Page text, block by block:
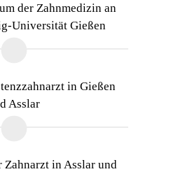
der Zahnmedizin an
Universität Gießen
in Gießen
Asslar
Zahnarzt in Asslar und